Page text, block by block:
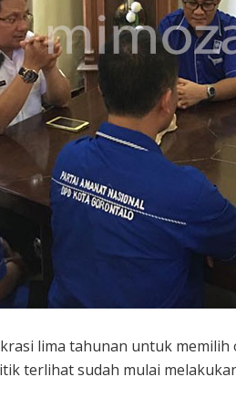
lima tahunan untuk
terlihat sudah mulai